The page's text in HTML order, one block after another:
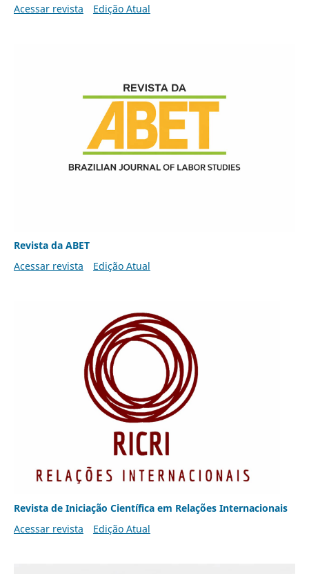
Acessar revista Edição Atual
Revista da ABET
Acessar revista
Edição Atual
Revista de Iniciação Científica em Relações Internacionais
Acessar revista
Edição Atual